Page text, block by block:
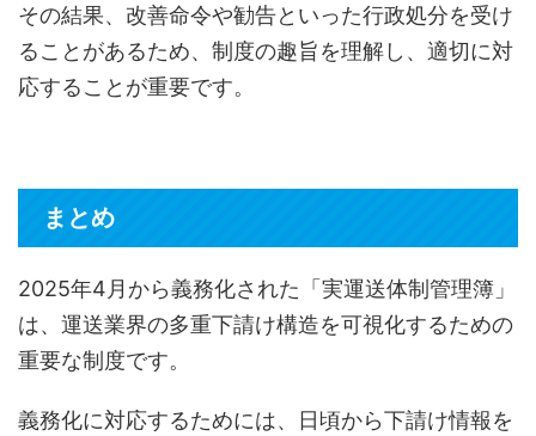
その結果、改善命令や勧告といった行政処分を受け
ることがあるため、制度の趣旨を理解し、適切に対
応することが重要です。
まとめ
2025年4月から義務化された「実運送体制管理簿」
は、運送業界の多重下請け構造を可視化するための
重要な制度です。
義務化に対応するためには、日頃から下請け情報を